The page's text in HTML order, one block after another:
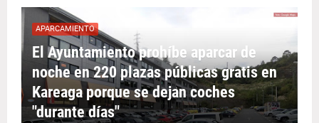
APARCAMIENTO
El Ayuntamiento prohíbe aparcar de
noche en 220 plazas públicas gratis en
Kareaga porque se dejan coches
"durante días"